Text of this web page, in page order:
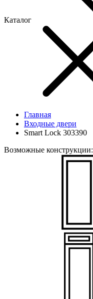
Каталог
Главная
Входные двери
Smart Lock 303390
Возможные конструкции: